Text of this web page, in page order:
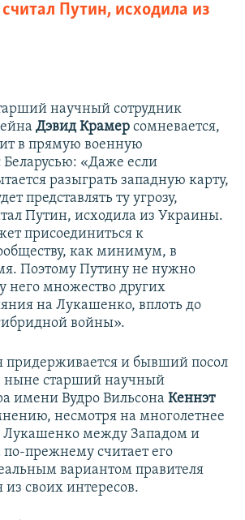
Путин, исходила из
научный сотрудник
Дэвид Крамер сомневается,
в прямую военную
«Даже если
разыграть западную карту,
представлять ту угрозу,
Путин, исходила из Украины.
присоединиться к
как минимум, в
Поэтому Путину не нужно
него множество других
на Лукашенко, вплоть до
войны».
придерживается и бывший посол
ныне старший научный
имени Вудро Вильсона Кеннэт
несмотря на многолетнее
Лукашенко между Западом и
прежнему считает его
вариантом правителя
из своих интересов.